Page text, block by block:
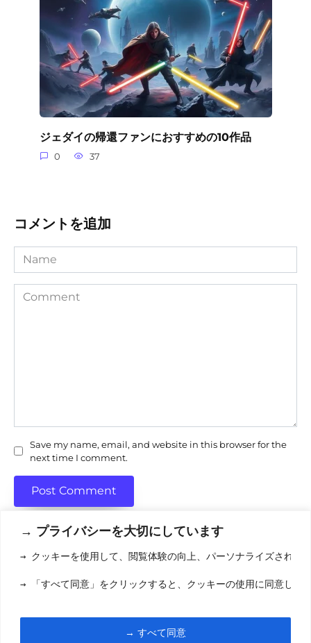
→ プライバシーを大切にしています
→ クッキーを使用して、閲覧体験の向上、パーソナライズされた
→ 「すべて同意」をクリックすると、クッキーの使用に同意した
→ すべて同意
ジェダイの帰還ファンにおすすめの10作品
0 37
コメントを追加
Name
Comment
Save my name, email, and website in this browser for the
next time I comment.
利用規約(りようきやく